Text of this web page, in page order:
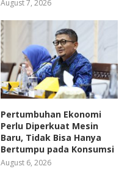
August 7, 2026
Pertumbuhan Ekonomi
Perlu Diperkuat Mesin
Baru, Tidak Bisa Hanya
Bertumpu pada Konsumsi
August 6, 2026